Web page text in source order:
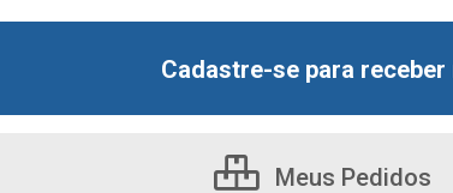
Cadastre-se para
Meus Pedidos